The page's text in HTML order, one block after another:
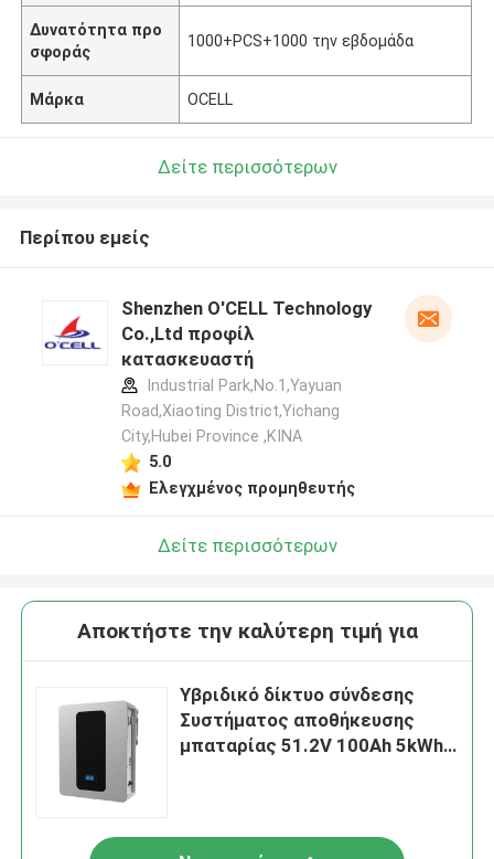
Δυνατότητα προ
σφοράς
1000+PCS+1000 την εβδομάδα
Μάρκα OCELL
Δείτε περισσότερων
Περίπου εμείς
Shenzhen O'CELL Technology
Co.,Ltd προφίλ
κατασκευαστή
Industrial Park,No.1,Yayuan
Road,Xiaoting District,Yichang
City,Hubei Province ,ΚΙΝΑ
5.0
Ελεγχμένος προμηθευτής
Δείτε περισσότερων
Αποκτήστε την καλύτερη τιμή για
Υβριδικό δίκτυο σύνδεσης
Συστήματος αποθήκευσης
μπαταρίας 51.2V 100Ah 5kWh